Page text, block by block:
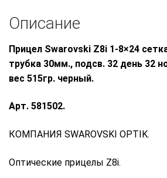
Описание
Прицел Swarovski Z8i 1-8×24
трубка 30мм., подсв. 32 день 32
вес 515гр. черный.
Арт. 581502.
КОМПАНИЯ SWAROVSKI OPTIK.
Оптические прицелы Z8i.